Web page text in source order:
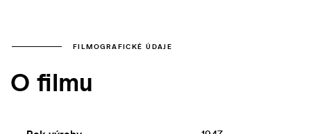
FILMOGRAFICKÉ ÚDAJE
O filmu